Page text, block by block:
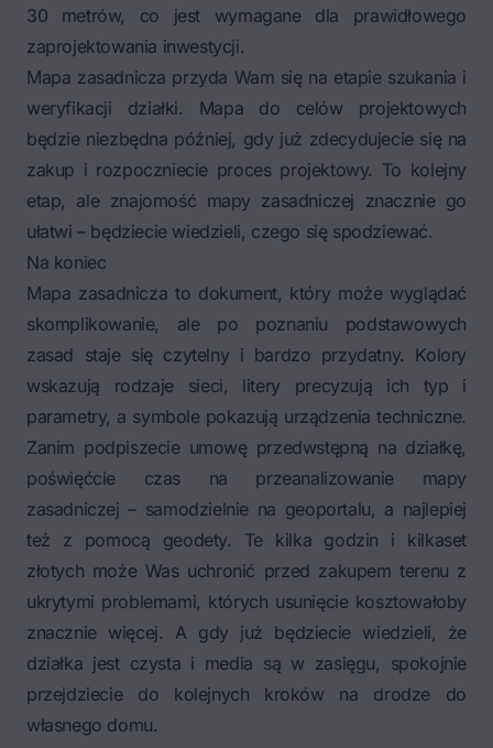
30 metrów, co jest wymagane dla prawidłowego
zaprojektowania inwestycji.
Mapa zasadnicza przyda Wam się na etapie szukania i
weryfikacji działki. Mapa do celów projektowych
będzie niezbędna później, gdy już zdecydujecie się na
zakup i rozpoczniecie proces projektowy. To kolejny
etap, ale znajomość mapy zasadniczej znacznie go
ułatwi – będziecie wiedzieli, czego się spodziewać.
Na koniec
Mapa zasadnicza to dokument, który może wyglądać
skomplikowanie, ale po poznaniu podstawowych
zasad staje się czytelny i bardzo przydatny. Kolory
wskazują rodzaje sieci, litery precyzują ich typ i
parametry, a symbole pokazują urządzenia techniczne.
Zanim podpiszecie umowę przedwstępną na działkę,
poświęćcie czas na przeanalizowanie mapy
zasadniczej – samodzielnie na geoportalu, a najlepiej
też z pomocą geodety. Te kilka godzin i kilkaset
złotych może Was uchronić przed zakupem terenu z
ukrytymi problemami, których usunięcie kosztowałoby
znacznie więcej. A gdy już będziecie wiedzieli, że
działka jest czysta i media są w zasięgu, spokojnie
przejdziecie do kolejnych kroków na drodze do
własnego domu.